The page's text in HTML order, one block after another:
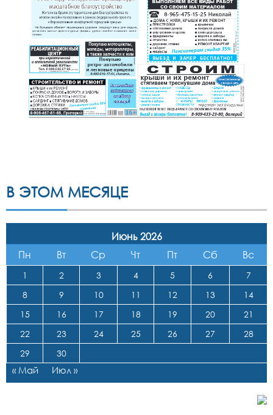
В ЭТОМ МЕСЯЦЕ
Июнь 2026
Пн
Вт Ср Чт Пт Сб Вс
1 2 3 4 5 6
7
8
9 10 11 12 13
14
15
16 17 18 19 20
21
22
23 24 25 26 27
28
29
30
« Май Июл »